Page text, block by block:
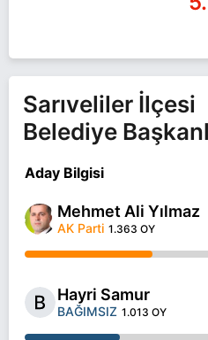
Sarıveliler İlçesi
Belediye
Aday Bilgisi
Mehmet Ali Yılmaz
AK Parti 1.363 OY
Hayri Samur
BAĞIMSIZ 1.013 OY